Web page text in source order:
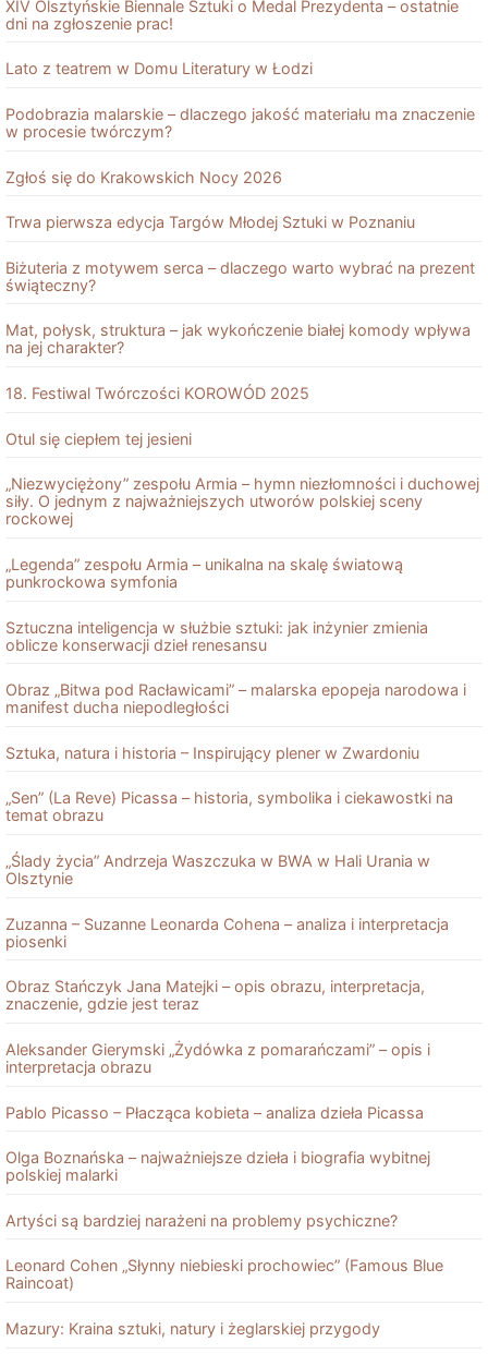
XIV Olsztyńskie Biennale Sztuki o Medal Prezydenta – ostatnie
dni na zgłoszenie prac!
Lato z teatrem w Domu Literatury w Łodzi
Podobrazia malarskie – dlaczego jakość materiału ma znaczenie
w procesie twórczym?
Zgłoś się do Krakowskich Nocy 2026
Trwa pierwsza edycja Targów Młodej Sztuki w Poznaniu
Biżuteria z motywem serca – dlaczego warto wybrać na prezent
świąteczny?
Mat, połysk, struktura – jak wykończenie białej komody wpływa
na jej charakter?
18. Festiwal Twórczości KOROWÓD 2025
Otul się ciepłem tej jesieni
„Niezwyciężony” zespołu Armia – hymn niezłomności i duchowej
siły. O jednym z najważniejszych utworów polskiej sceny
rockowej
„Legenda” zespołu Armia – unikalna na skalę światową
punkrockowa symfonia
Sztuczna inteligencja w służbie sztuki: jak inżynier zmienia
oblicze konserwacji dzieł renesansu
Obraz „Bitwa pod Racławicami” – malarska epopeja narodowa i
manifest ducha niepodległości
Sztuka, natura i historia – Inspirujący plener w Zwardoniu
„Sen” (La Reve) Picassa – historia, symbolika i ciekawostki na
temat obrazu
„Ślady życia” Andrzeja Waszczuka w BWA w Hali Urania w
Olsztynie
Zuzanna – Suzanne Leonarda Cohena – analiza i interpretacja
piosenki
Obraz Stańczyk Jana Matejki – opis obrazu, interpretacja,
znaczenie, gdzie jest teraz
Aleksander Gierymski „Żydówka z pomarańczami” – opis i
interpretacja obrazu
Pablo Picasso – Płacząca kobieta – analiza dzieła Picassa
Olga Boznańska – najważniejsze dzieła i biografia wybitnej
polskiej malarki
Artyści są bardziej narażeni na problemy psychiczne?
Leonard Cohen „Słynny niebieski prochowiec” (Famous Blue
Raincoat)
Mazury: Kraina sztuki, natury i żeglarskiej przygody